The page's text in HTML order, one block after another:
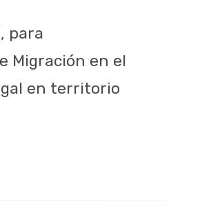
para
Migración en el
en territorio